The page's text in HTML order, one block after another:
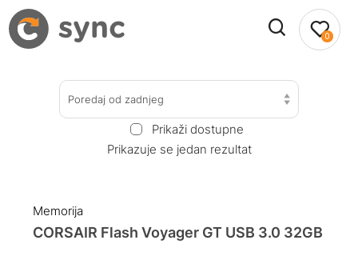
0
Poredaj od zadnjeg
Prikaži dostupne
Prikazuje se jedan rezultat
Memorija
CORSAIR Flash Voyager GT USB 3.0 32GB